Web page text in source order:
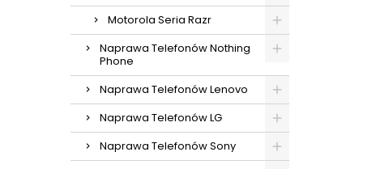
Motorola Seria Razr
Naprawa Telefonów Nothing
Phone
Naprawa Telefonów Lenovo
Naprawa Telefonów LG
Naprawa Telefonów Sony